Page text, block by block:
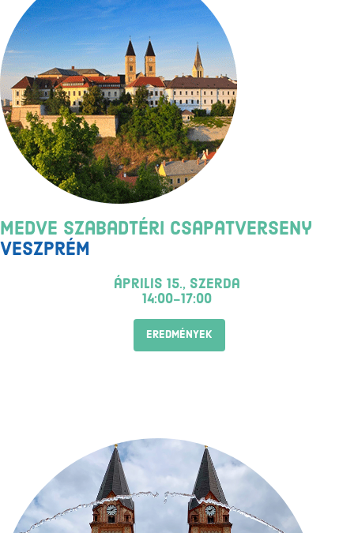
Medve Szabadtéri Csapatverseny
Veszprém
április 15., szerda
14:00-17:00
EREDMÉNYEK